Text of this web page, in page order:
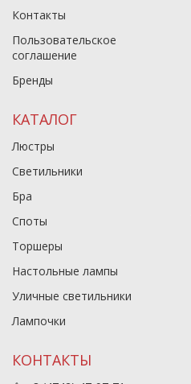
Контакты
Пользовательское
соглашение
Бренды
КАТАЛОГ
Люстры
Светильники
Бра
Споты
Торшеры
Настольные лампы
Уличные светильники
Лампочки
КОНТАКТЫ